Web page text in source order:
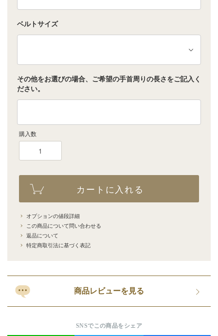
ベルトサイズ
その他をお選びの場合、ご希望の手首周りの長さをご記入く
ださい。
購入数
カートに入れる
オプションの値段詳細
この商品について問い合わせる
返品について
特定商取引法に基づく表記
商品レビューを見る
SNSでこの商品をシェア